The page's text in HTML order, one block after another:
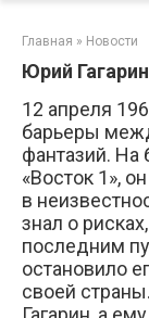
Главная » Новости
Юрий
12 апреля
барьеры
фантазий. На
«Восток 1»,
в
знал о
последним
остановило
своей